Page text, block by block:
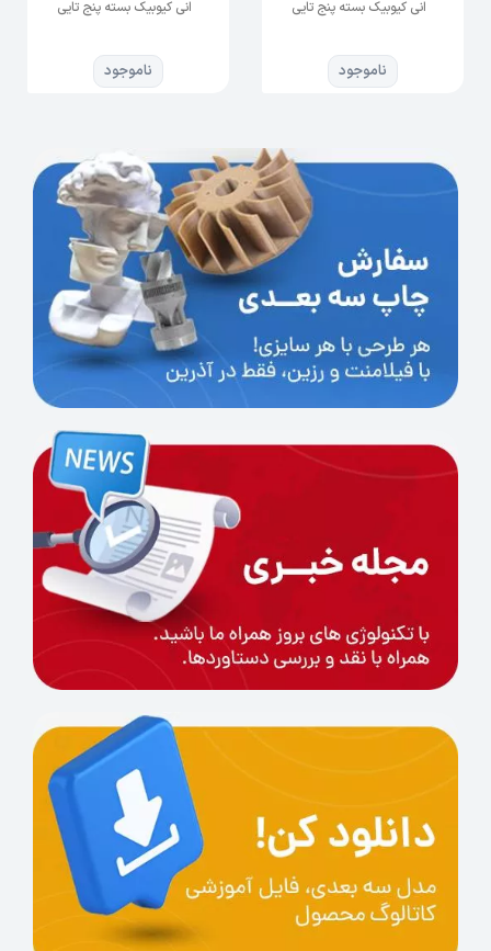
کاربر امکان می‌دهد تا بدون افت کیفیت، سرعت چاپ
را به‌طور چشمگیری بالا ببرد.
پایداری بیشتر در چاپ‌های بزرگ و رزین‌های سریع
کاهش نیاز به تعمیرات مکرر و تعویض فیلم
طراحی مقاوم و ضد گرفتگی فیلم، طول عمر آن را در
مقایسه با نمونه‌های سنتی افزایش می‌دهد.
راهنمای نصب گام‌به‌گام فیلم ACF High Speed Film
13.6 inch برند Anycubic
ابتدا دستگاه را خاموش کرده و مخزن رزین را
از روی پرینتر جدا و کاملاً تمیز کنید.
حلقه فلزی نگهدارنده را باز کرده و فیلم قدیمی
را جدا نمایید. سطح زیرین را از هرگونه آلودگی
پاک کنید.
فیلم ACF جدید را با دقت جای‌گذاری کرده و
مراقب باشید سمت صاف آن رو به بیرون
حلقه فلزی را در چهار مرحله‌ی ضربدری محکم
ببندید تا فشار به‌صورت یکنواخت توزیع شود.
لبه‌های اضافی فیلم را با تیغ یا ابزار تیز برش
دهید.
تانک را دوباره نصب کرده، رزین مورد نظر را
انی کیوبیک بسته پنج تایی
ناموجود
انی کیوبیک بسته پنج تایی
ناموجود